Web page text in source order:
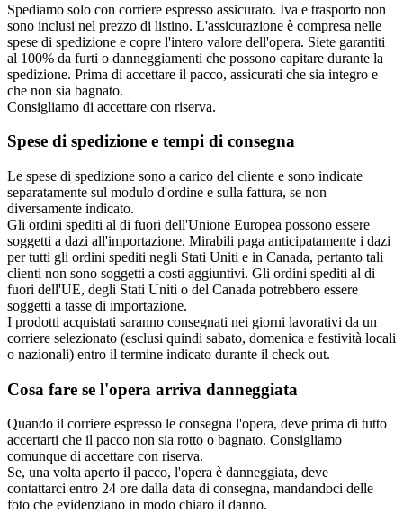
Spediamo solo con corriere espresso assicurato. Iva e trasporto non
sono inclusi nel prezzo di listino. L'assicurazione è compresa nelle
spese di spedizione e copre l'intero valore dell'opera. Siete garantiti
al 100% da furti o danneggiamenti che possono capitare durante la
spedizione. Prima di accettare il pacco, assicurati che sia integro e
che non sia bagnato.
Consigliamo di accettare con riserva.
Spese di spedizione e tempi di consegna
Le spese di spedizione sono a carico del cliente e sono indicate
separatamente sul modulo d'ordine e sulla fattura, se non
diversamente indicato.
Gli ordini spediti al di fuori dell'Unione Europea possono essere
soggetti a dazi all'importazione. Mirabili paga anticipatamente i dazi
per tutti gli ordini spediti negli Stati Uniti e in Canada, pertanto tali
clienti non sono soggetti a costi aggiuntivi. Gli ordini spediti al di
fuori dell'UE, degli Stati Uniti o del Canada potrebbero essere
soggetti a tasse di importazione.
I prodotti acquistati saranno consegnati nei giorni lavorativi da un
corriere selezionato (esclusi quindi sabato, domenica e festività locali
o nazionali) entro il termine indicato durante il check out.
Cosa fare se l'opera arriva danneggiata
Quando il corriere espresso le consegna l'opera, deve prima di tutto
accertarti che il pacco non sia rotto o bagnato. Consigliamo
comunque di accettare con riserva.
Se, una volta aperto il pacco, l'opera è danneggiata, deve
contattarci entro 24 ore dalla data di consegna, mandandoci delle
foto che evidenziano in modo chiaro il danno.